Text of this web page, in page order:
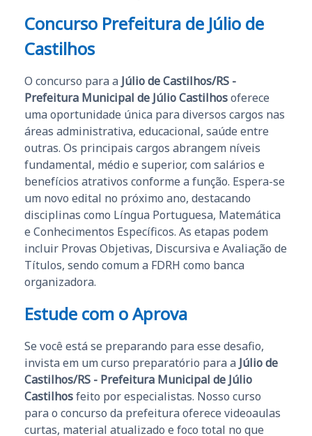
Concurso Prefeitura de Júlio de
Castilhos
O concurso para a Júlio de Castilhos/RS -
Prefeitura Municipal de Júlio Castilhosoferece
uma oportunidade única para diversos cargos nas
áreas administrativa, educacional, saúde entre
outras. Os principais cargos abrangem níveis
fundamental, médio e superior, com salários e
benefícios atrativos conforme a função. Espera-se
um novo edital no próximo ano, destacando
disciplinas como Língua Portuguesa, Matemática
e Conhecimentos Específicos. As etapas podem
incluir Provas Objetivas, Discursiva e Avaliação de
Títulos, sendo comum a FDRH como banca
organizadora.
Estude com o Aprova
Se você está se preparando para esse desafio,
invista em um curso preparatório para a Júlio de
Castilhos/RS - Prefeitura Municipal de Júlio
Castilhosfeito por especialistas. Nosso curso
para o concurso da prefeitura oferece videoaulas
curtas, material atualizado e foco total no que